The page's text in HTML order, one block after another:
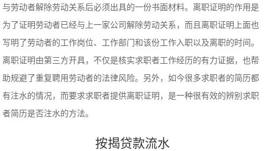
与劳动者解除劳动关系后必须出具的一份书面材料。离职证明的作用是
为了证明劳动者已经与上一家公司解除劳动关系，而且离职证明上面也
写明了劳动者的工作岗位、工作部门和该份工作入职以及离职的时间。
离职证明由第三方开具，不仅是核实求职者工作经历的有力证据，也帮
助规避了重复聘用劳动者的法律风险。另外，如今很多求职者的简历都
有注水的情况，而要求求职者提供离职证明，是一种很有效的辨别求职
者简历是否注水的方法。
按揭贷款流水